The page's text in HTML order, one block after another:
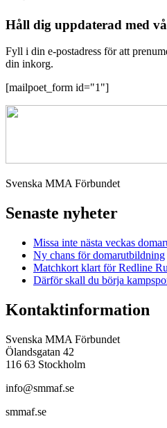
Håll dig uppdaterad med
Fyll i din e-postadress för att
din inkorg.
[mailpoet_form id="1"]
Svenska MMA Förbundet
Senaste nyheter
Missa inte nästa veckas
Ny chans för domarutbildning
Matchkort klart för Redline
Därför skall du börja
Kontaktinformation
Svenska MMA Förbundet
Ölandsgatan 42
116 63 Stockholm
info@smmaf.se
smmaf.se